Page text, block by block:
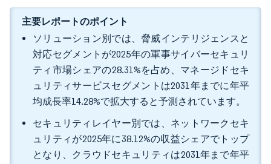
主要レポートのポイント
ソリューション別では、脅威インテリジェンスと
対応セグメントが2025年の軍事サイバーセキュリ
ティ市場シェアの28.31%を占め、マネージドセキ
ュリティサービスセグメントは2031年までに年平
均成長率14.28%で拡大すると予測されています。
セキュリティレイヤー別では、ネットワークセキ
ュリティが2025年に38.12%の収益シェアでトップ
となり、クラウドセキュリティは2031年まで年平